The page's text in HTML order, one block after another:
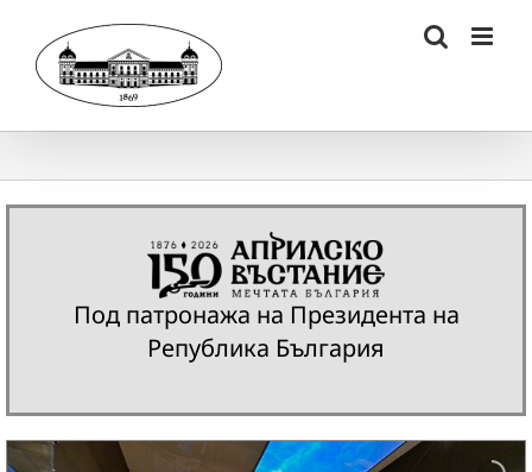
content
Под патронажа на Президента на
Република България